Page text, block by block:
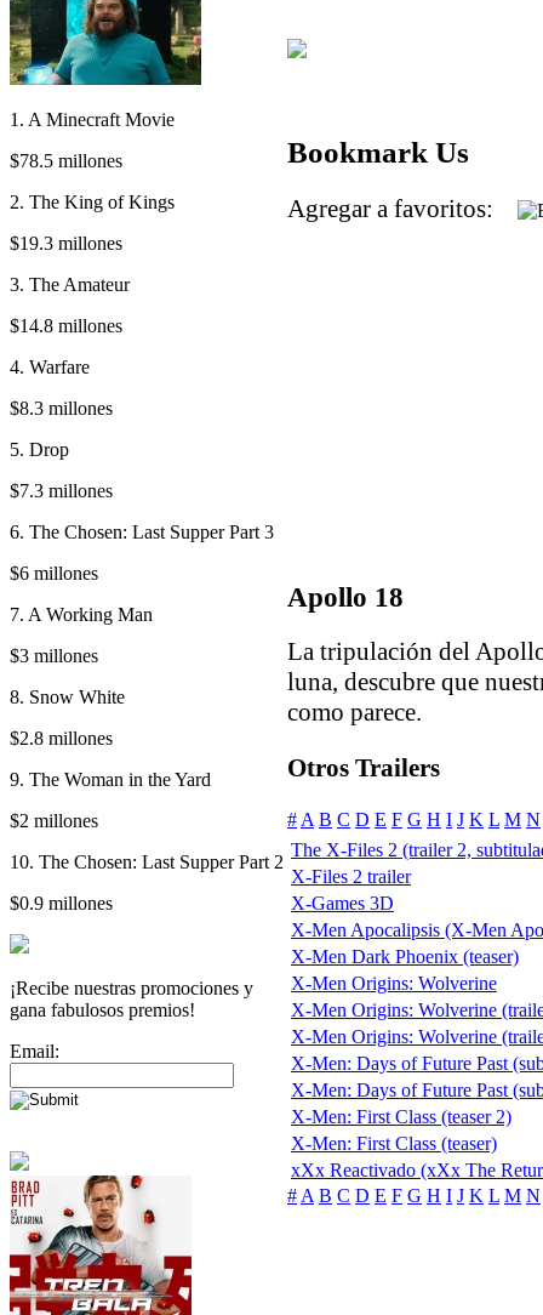
1. A Minecraft Movie
$78.5 millones
2. The King of Kings
$19.3 millones
3. The Amateur
$14.8 millones
4. Warfare
$8.3 millones
5. Drop
$7.3 millones
6. The Chosen: Last Supper Part 3
$6 millones
7. A Working Man
$3 millones
8. Snow White
$2.8 millones
9. The Woman in the Yard
$2 millones
10. The Chosen: Last Supper Part 2
$0.9 millones
¡Recibe nuestras promociones y
gana fabulosos premios!
Email:
Bookmark Us
Agregar a favoritos:
Apollo 18
La tripulación del
luna, descubre que
como parece.
Otros Trailers
# A B C D E F G H I J K L M N
The X-Files 2 (trailer 2,
X-Files 2 trailer
X-Games 3D
X-Men Apocalipsis (X-Men
X-Men Dark Phoenix (teaser)
X-Men Origins: Wolverine
X-Men Origins: Wolverine
X-Men Origins: Wolverine
X-Men: Days of Future Past
X-Men: Days of Future Past
X-Men: First Class (teaser 2)
X-Men: First Class (teaser)
xXx Reactivado (xXx The
# A B C D E F G H I J K L M N